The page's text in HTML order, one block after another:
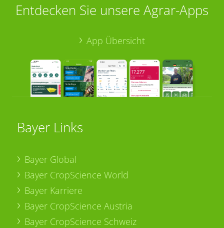
Entdecken Sie unsere Agrar-Apps
App Übersicht
Bayer Links
Bayer Global
Bayer CropScience World
Bayer Karriere
Bayer CropScience Austria
Bayer CropScience Schweiz